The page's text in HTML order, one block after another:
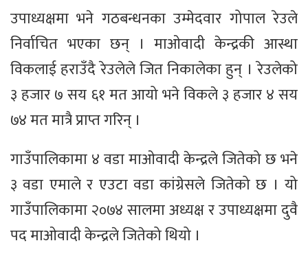
उपाध्यक्षमा भने गठबन्धनका उम्मेदवार गोपाल रेउले
निर्वाचित भएका छन् । माओवादी केन्द्रकी आस्था
विकलाई हराउँदै रेउलेले जित निकालेका हुन् । रेउलेको
३ हजार ७ सय ६१ मत आयो भने विकले ३ हजार ४ सय
७४ मत मात्रै प्राप्त गरिन् ।
गाउँपालिकामा ४ वडा माओवादी केन्द्रले जितेको छ भने
३ वडा एमाले र एउटा वडा कांग्रेसले जितेको छ । यो
गाउँपालिकामा २०७४ सालमा अध्यक्ष र उपाध्यक्षमा दुवै
पद माओवादी केन्द्रले जितेको थियो ।